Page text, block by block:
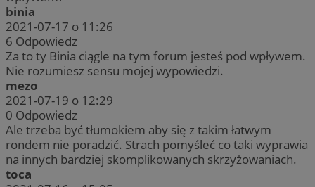
binia
2021-07-17 o 11:26
6 Odpowiedz
Za to ty Binia ciągle na tym forum jesteś pod wpływem.
Nie rozumiesz sensu mojej wypowiedzi.
mezo
2021-07-19 o 12:29
0 Odpowiedz
Ale trzeba być tłumokiem aby się z takim łatwym
rondem nie poradzić. Strach pomyśleć co taki wyprawia
na innych bardziej skomplikowanych skrzyżowaniach.
toca